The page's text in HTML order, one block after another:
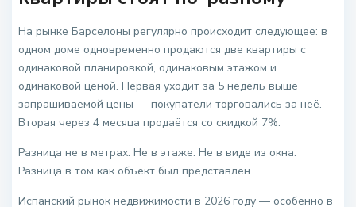
На рынке Барселоны регулярно происходит следующее: в
одном доме одновременно продаются две квартиры с
одинаковой планировкой, одинаковым этажом и
одинаковой ценой. Первая уходит за 5 недель выше
запрашиваемой цены — покупатели торговались за неё.
Вторая через 4 месяца продаётся со скидкой 7%.
Разница не в метрах. Не в этаже. Не в виде из окна.
Разница в том как объект был представлен.
Испанский рынок недвижимости в 2026 году — особенно в